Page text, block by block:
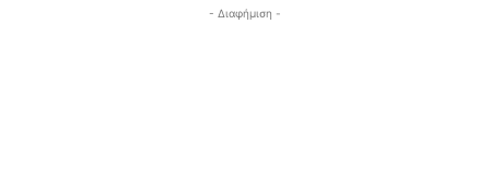
- Διαφήμιση -